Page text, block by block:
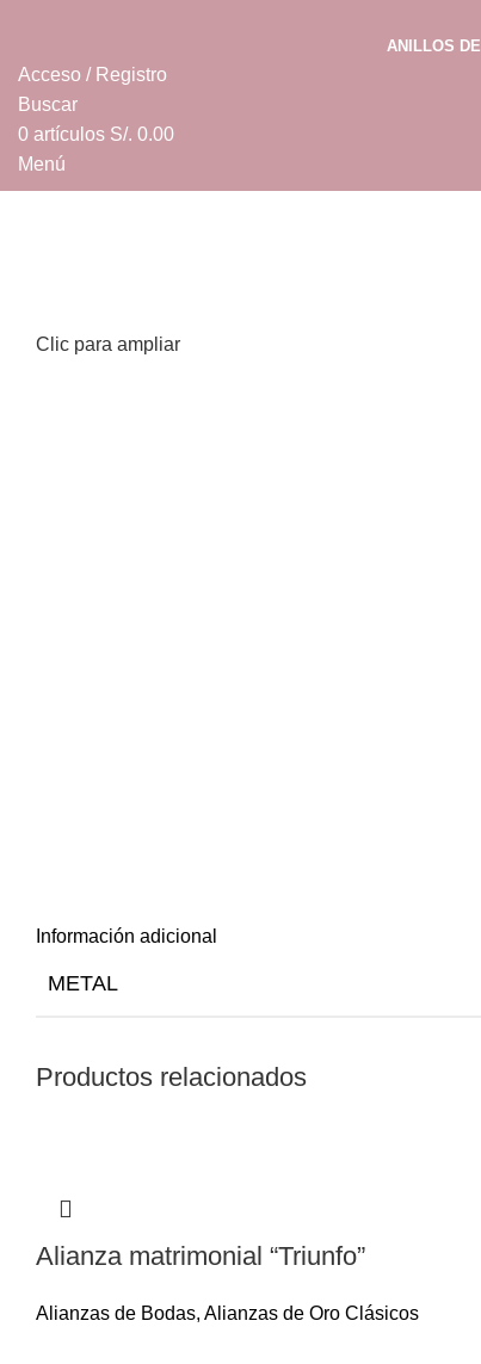
ANILLOS
Acceso / Registro
Buscar
0 artículos S/. 0.00
Menú
Clic para ampliar
Información adicional
METAL
Productos relacionados
Alianza matrimonial “Triunfo”
Alianzas de Bodas, Alianzas de Oro Clásicos